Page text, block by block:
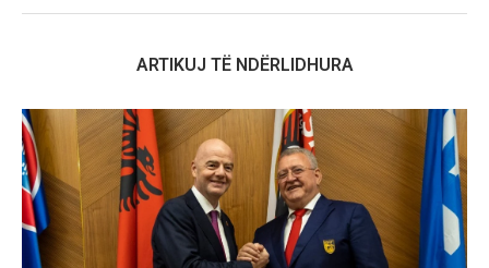
ARTIKUJ TË NDËRLIDHURA